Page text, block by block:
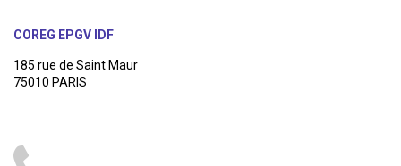
COREG EPGV IDF
185 rue de Saint Maur
75010 PARIS